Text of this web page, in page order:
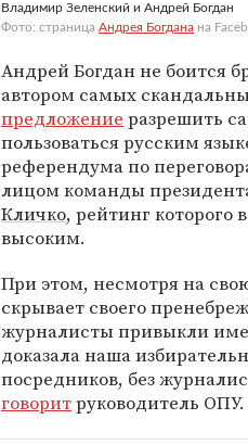
Владимир Зеленский и Андрей Богдан
Фото: страница Андрея Богдана на
Андрей Богдан не боится
автором самых
предложение разрешить
пользоваться русским
референдума по
лицом команды
Кличко, рейтинг которого
высоким.
При этом, несмотря на
скрывает своего
журналисты привыкли
доказала наша
посредников, без
говоритруководитель ОПУ.